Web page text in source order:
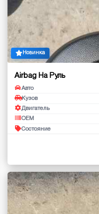
Новинка
Airbag На Руль
Авто
Кузов
Двигатель
OEM
Состояние